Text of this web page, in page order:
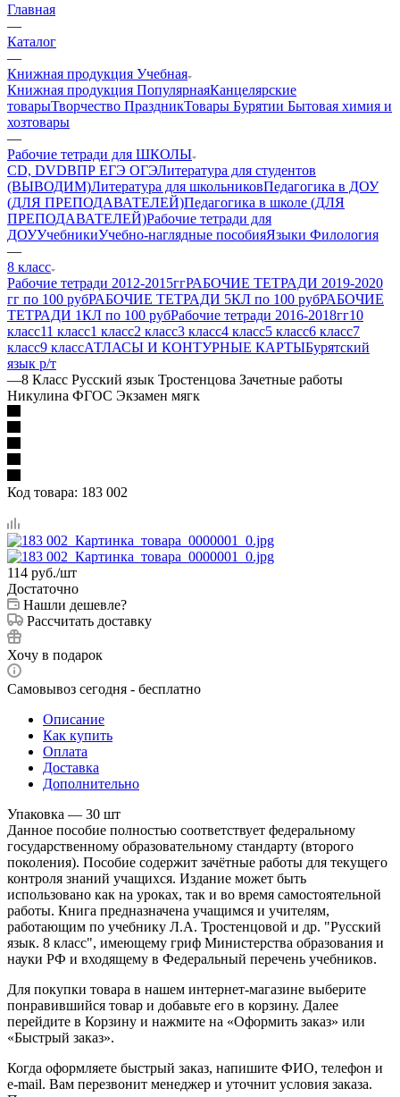
Главная
—
Каталог
—
Книжная продукция Учебная
Книжная продукция ПопулярнаяКанцелярские
товарыТворчество ПраздникТовары Бурятии Бытовая химия и
хозтовары
—
Рабочие тетради для ШКОЛЫ
CD, DVDВПР ЕГЭ ОГЭЛитература для студентов
(ВЫВОДИМ)Литература для школьниковПедагогика в ДОУ
(ДЛЯ ПРЕПОДАВАТЕЛЕЙ)Педагогика в школе (ДЛЯ
ПРЕПОДАВАТЕЛЕЙ)Рабочие тетради для
ДОУУчебникиУчебно-наглядные пособияЯзыки Филология
—
8 класс
Рабочие тетради 2012-2015ггРАБОЧИЕ ТЕТРАДИ 2019-2020
гг по 100 рубРАБОЧИЕ ТЕТРАДИ 5КЛ по 100 рубРАБОЧИЕ
ТЕТРАДИ 1КЛ по 100 рубРабочие тетради 2016-2018гг10
класс11 класс1 класс2 класс3 класс4 класс5 класс6 класс7
класс9 классАТЛАСЫ И КОНТУРНЫЕ КАРТЫБурятский
язык р/т
—8 Класс Русский язык Тростенцова Зачетные работы
Никулина ФГОС Экзамен мягк
Код товара: 183 002
114 руб./шт
Достаточно
Нашли дешевле?
Рассчитать доставку
Хочу в подарок
Самовывоз сегодня - бесплатно
Описание
Как купить
Оплата
Доставка
Дополнительно
Упаковка — 30 шт
Данное пособие полностью соответствует федеральному
государственному образовательному стандарту (второго
поколения). Пособие содержит зачётные работы для текущего
контроля знаний учащихся. Издание может быть
использовано как на уроках, так и во время самостоятельной
работы. Книга предназначена учащимся и учителям,
работающим по учебнику Л.А. Тростенцовой и др. "Русский
язык. 8 класс", имеющему гриф Министерства образования и
науки РФ и входящему в Федеральный перечень учебников.
Для покупки товара в нашем интернет-магазине выберите
понравившийся товар и добавьте его в корзину. Далее
перейдите в Корзину и нажмите на «Оформить заказ» или
«Быстрый заказ».
Когда оформляете быстрый заказ, напишите ФИО, телефон и
e-mail. Вам перезвонит менеджер и уточнит условия заказа.